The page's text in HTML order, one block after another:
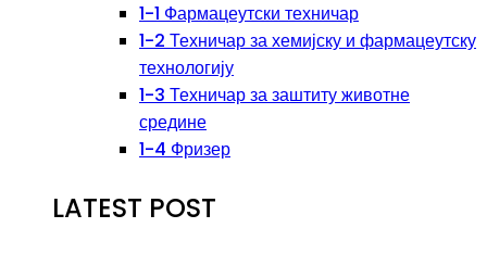
1-1 Фармацеутски техничар
1-2 Техничар за хемијску и фармацеутску
технологију
1-3 Техничар за заштиту животне
средине
1-4 Фризер
LATEST POST